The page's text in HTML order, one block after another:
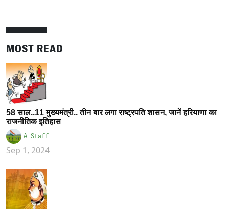
MOST READ
58 साल..11 मुख्यमंत्री.. तीन बार लगा राष्ट्रपति शासन, जानें हरियाणा का
राजनीतिक इतिहास
A Staff
Sep 1, 2024